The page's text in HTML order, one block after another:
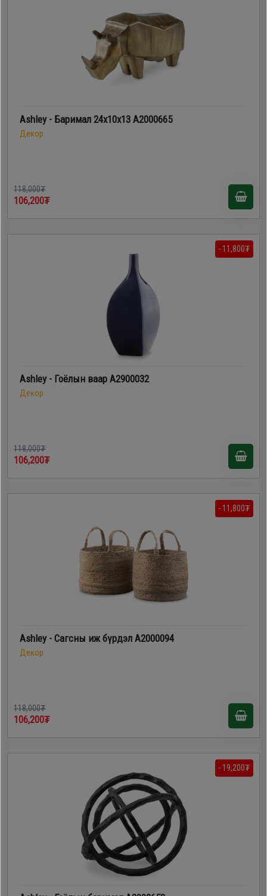
Ashley - Баримал 24х10х13 A2000665
Декор
118,000₮
106,200₮
- 11,800₮
Ashley - Гоёлын ваар A2900032
Декор
118,000₮
106,200₮
- 11,800₮
Ashley - Сагсны иж бүрдэл A2000094
Декор
118,000₮
106,200₮
- 19,200₮